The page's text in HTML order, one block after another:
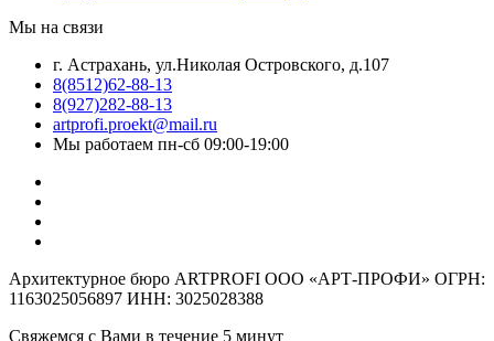
Мы на связи
г. Астрахань, ул.Николая Островского, д.107
8(8512)62-88-13
8(927)282-88-13
artprofi.proekt@mail.ru
Мы работаем пн-сб 09:00-19:00
Архитектурное бюро ARTPROFI ООО «АРТ-ПРОФИ» ОГРН:
1163025056897 ИНН: 3025028388
Свяжемся с Вами в течение 5 минут